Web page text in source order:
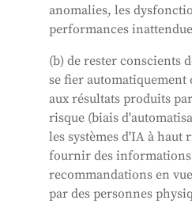
anomalies, les
performances
(b) de rester conscients
se fier automatiquement
aux résultats produits
risque (biais
les systèmes d'IA à haut
fournir des informations
recommandations en
par des personnes